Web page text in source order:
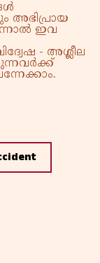
അഭിപ്രായ
ഇവ
- അശ്ലീല